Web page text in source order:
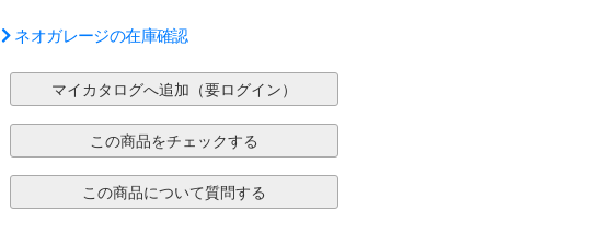
ネオガレージの在庫確認